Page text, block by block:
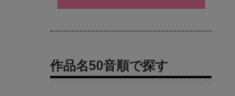
作品名50音順で探す